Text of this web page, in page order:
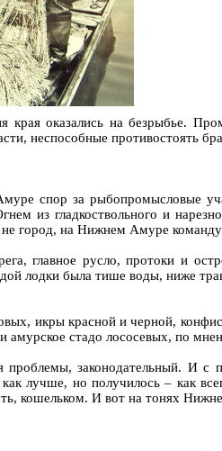
края оказались на безрыбье.
неспособные противостоять
спор за рыбопромысловые
из гладкоствольного и
не город, на Нижнем Амуре
главное русло, протоки и
лодки была тише воды, ниже
икры красной и черной,
амурское стадо лососевых, по
законодательный. И с
лучше, но получилось – как
кошельком. И вот на тонях